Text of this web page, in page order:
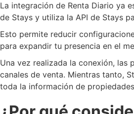
La integración de Renta Diario ya
de Stays y utiliza la API de Stays
Esto permite reducir
para expandir tu presencia en el
Una vez realizada la conexión, las
canales de venta. Mientras tanto,
toda la información de